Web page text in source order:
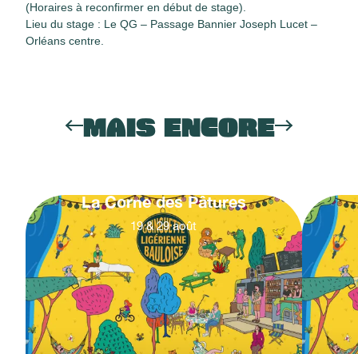
(Horaires à reconfirmer en début de stage).
Lieu du stage : Le QG – Passage Bannier Joseph Lucet –
Orléans centre.
MAIS ENCORE
La Corne des Pâtures
19 & 29 août